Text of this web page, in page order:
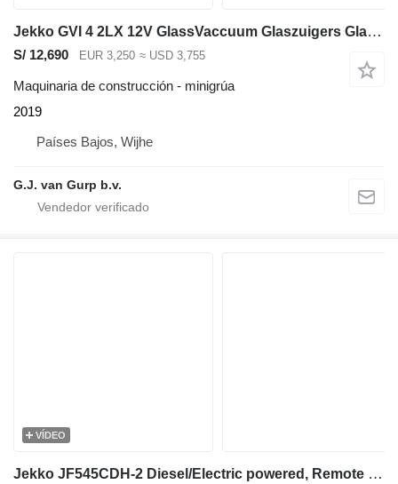
Jekko GVI 4 2LX 12V GlassVaccuum Glaszuigers Glasheffer
S/ 12,690 EUR 3,250 ≈ USD 3,755
Maquinaria de construcción - minigrúa
2019
Países Bajos, Wijhe
G.J. van Gurp b.v.
VÍDEO
Jekko JF545CDH-2 Diesel/Electric powered, Remote Control